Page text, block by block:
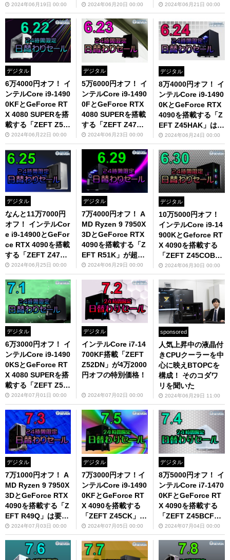
円オフ！
2024年06月19日 00:00 ない！
2024年06月20日 00:00 せない！
2024年06月21日 00:00
デジタル
6万4000円オフ！ イ
ンテルCore i9-1490
0KFとGeForce RT
X 4080 SUPERを搭
載する「ZEFT Z50
AB」がお買い得！
2024年06月22日 00:00
デジタル
5万6000円オフ！ イ
ンテルCore i9-1490
0FとGeForce RTX
4080 SUPERを搭載
する「ZEFT Z47C
S」がおすすめ
2024年06月23日 00:00
デジタル
8万4000円オフ！ イ
ンテルCore i9-1490
0KとGeForce RTX
4090を搭載する「Z
EFT Z45HAK」は要
チェック！
2024年06月24日 00:00
デジタル
なんと11万7000円
オフ！ インテルCor
e i9-14900とGeFor
ce RTX 4090を搭載
する「ZEFT Z47D
R」が超お得
2024年06月25日 00:00
デジタル
7万4000円オフ！ A
MD Ryzen 9 7950X
3DとGeForce RTX
4090を搭載する「Z
EFT R51K」が超お
得2024年06月29日 00:00
デジタル
10万5000円オフ！
インテルCore i9-14
900KとGeforce RT
X 4090を搭載する
「ZEFT Z45COB」
は見逃せない！
2024年06月30日 00:00
デジタル
6万3000円オフ！ イ
ンテルCore i9-1490
0KSとGeForce RT
X 4080 SUPERを搭
載する「ZEFT Z51
P」が超お得
2024年07月01日 00:00
デジタル
インテルCore i7-14
700KF搭載「ZEFT
Z52DN」が4万2000
円オフの特別価格！
2024年07月02日 00:00
sponsored
人気上昇中の液晶付
きCPUクーラーを中
心に映えBTOPCを
構成！ そのコダワ
リを聞いた
2024年06月29日 11:00
デジタル
7万1000円オフ！ A
MD Ryzen 9 7950X
3DとGeForce RTX
4090を搭載する「Z
EFT R49Q」は要チ
ェック！
2024年07月03日 00:00
デジタル
7万3000円オフ！イ
ンテルCore i9-1490
0KFとGeForce RT
X 4090を搭載する
「ZEFT Z45CK」は
要チェック！
2024年07月05日 00:00
デジタル
8万5000円オフ！ イ
ンテルCore i7-1470
0KFとGeForce RT
X 4090を搭載する
「ZEFT Z45BCF」
が超お得
2024年07月04日 00:00